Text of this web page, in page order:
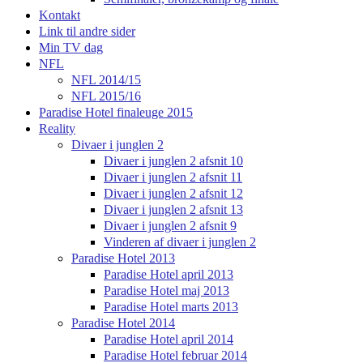
Kontakt
Link til andre sider
Min TV dag
NFL
NFL 2014/15
NFL 2015/16
Paradise Hotel finaleuge 2015
Reality
Divaer i junglen 2
Divaer i junglen 2 afsnit 10
Divaer i junglen 2 afsnit 11
Divaer i junglen 2 afsnit 12
Divaer i junglen 2 afsnit 13
Divaer i junglen 2 afsnit 9
Vinderen af divaer i junglen 2
Paradise Hotel 2013
Paradise Hotel april 2013
Paradise Hotel maj 2013
Paradise Hotel marts 2013
Paradise Hotel 2014
Paradise Hotel april 2014
Paradise Hotel februar 2014